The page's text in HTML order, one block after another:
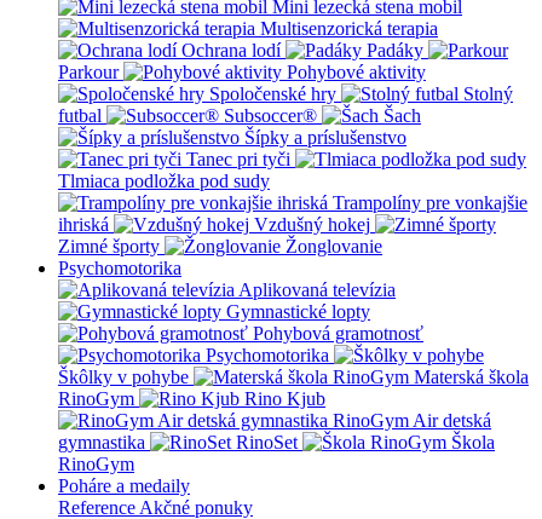
Mini lezecká stena mobil
Multisenzorická terapia
Ochrana lodí
Padáky
Parkour
Pohybové aktivity
Spoločenské hry
Stolný
futbal
Subsoccer®
Šach
Šípky a príslušenstvo
Tanec pri tyči
Tlmiaca podložka pod sudy
Trampolíny pre vonkajšie
ihriská
Vzdušný hokej
Zimné športy
Žonglovanie
Psychomotorika
Aplikovaná televízia
Gymnastické lopty
Pohybová gramotnosť
Psychomotorika
Škôlky v pohybe
Materská škola
RinoGym
Rino Kjub
RinoGym Air detská
gymnastika
RinoSet
Škola
RinoGym
Poháre a medaily
Reference Akčné ponuky